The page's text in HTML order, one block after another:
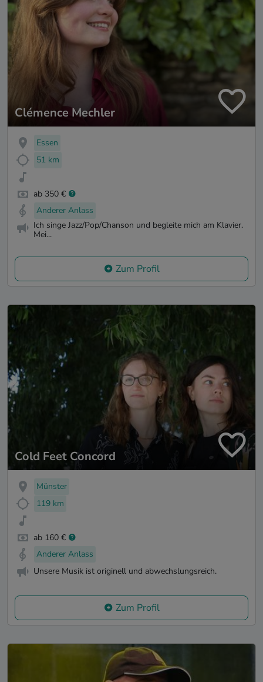
Clémence Mechler
Essen
51 km
ab 350 €
Anderer Anlass
Ich singe Jazz/Pop/Chanson und begleite mich am Klavier.
Mei...
Zum Profil
Cold Feet Concord
Münster
119 km
ab 160 €
Anderer Anlass
Unsere Musik ist originell und abwechslungsreich.
Zum Profil